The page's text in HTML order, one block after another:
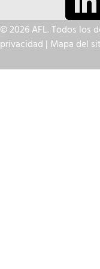
© 2026 AFL. Todos los
privacidad | Mapa del